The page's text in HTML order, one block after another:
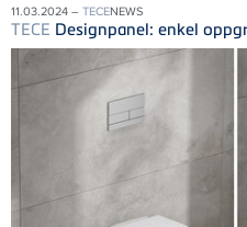
11.03.2024 – TECENEWS
TECE Designpanel: enkel